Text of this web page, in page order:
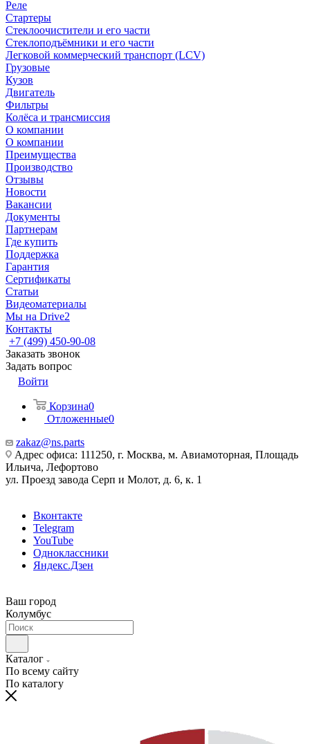
Реле
Стартеры
Стеклоочистители и его части
Стеклоподъёмники и его части
Легковой коммерческий транспорт (LCV)
Грузовые
Кузов
Двигатель
Фильтры
Колёса и трансмиссия
О компании
О компании
Преимущества
Производство
Отзывы
Новости
Вакансии
Документы
Партнерам
Где купить
Поддержка
Гарантия
Сертификаты
Статьи
Видеоматериалы
Мы на Drive2
Контакты
+7 (499) 450-90-08
Заказать звонок
Задать вопрос
Войти
Корзина0
Отложенные0
zakaz@ns.parts
Адрес офиса: 111250, г. Москва, м. Авиамоторная, Площадь
Ильича, Лефортово
ул. Проезд завода Серп и Молот, д. 6, к. 1
Вконтакте
Telegram
YouTube
Одноклассники
Яндекс.Дзен
Ваш город
Колумбус
Каталог
По всему сайту
По каталогу